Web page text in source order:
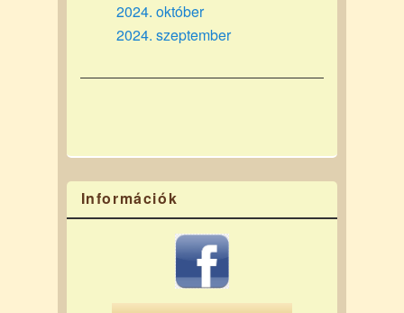
2024. október
2024. szeptember
Információk